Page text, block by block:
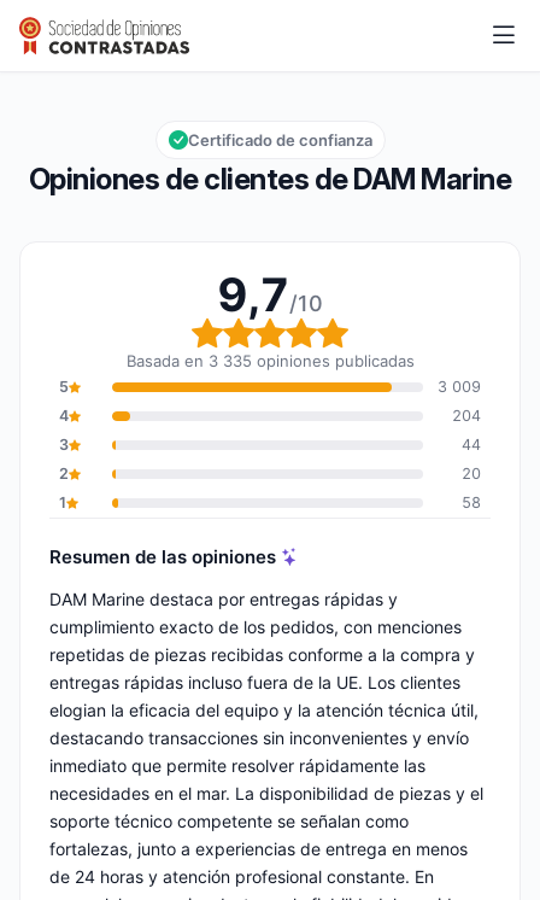
DAM Marine
Calificación global: 9,7 de 10
9,7/10
Opiniones de clientes de DAM Marine
Certificado de confianza
9,7/10
Calificación global: 9,7
Basada en 3 335 opiniones publicadas
5
3 009
4
204
3
44
2
20
1
58
Resumen de las opiniones
DAM Marine destaca por entregas rápidas y
cumplimiento exacto de los pedidos, con menciones
repetidas de piezas recibidas conforme a la compra y
entregas rápidas incluso fuera de la UE. Los clientes
elogian la eficacia del equipo y la atención técnica útil,
destacando transacciones sin inconvenientes y envío
inmediato que permite resolver rápidamente las
necesidades en el mar. La disponibilidad de piezas y el
soporte técnico competente se señalan como
fortalezas, junto a experiencias de entrega en menos
de 24 horas y atención profesional constante. En